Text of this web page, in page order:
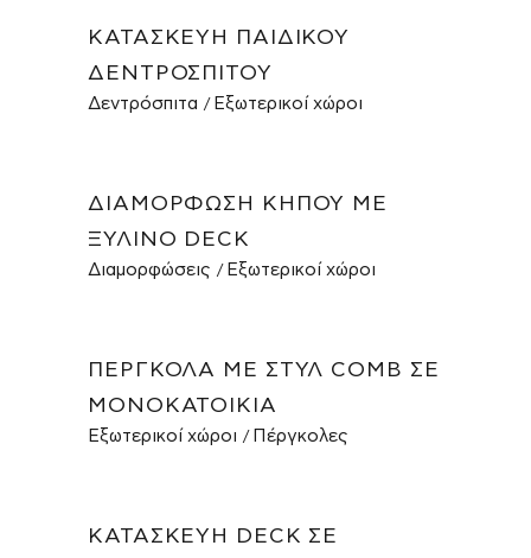
ΚΑΤΑΣΚΕΥΉ ΠΑΙΔΙΚΟΎ
ΔΕΝΤΡΌΣΠΙΤΟΥ
Δεντρόσπιτα Εξωτερικοί χώροι
ΔΙΑΜΌΡΦΩΣΗ ΚΉΠΟΥ ΜΕ
ΞΎΛΙΝΟ DECK
Διαμορφώσεις Εξωτερικοί χώροι
ΠΈΡΓΚΟΛΑ ΜΕ ΣΤΥΛ COMB ΣΕ
ΜΟΝΟΚΑΤΟΙΚΊΑ
Εξωτερικοί χώροι Πέργκολες
ΚΑΤΑΣΚΕΥΉ DECK ΣΕ